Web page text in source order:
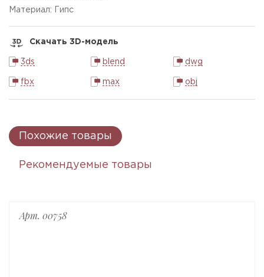
Материал: Гипс
Скачать 3D-модель
3ds blend dwg
fbx max obj
Похожие товары
Рекомендуемые товары
Арт. 00758